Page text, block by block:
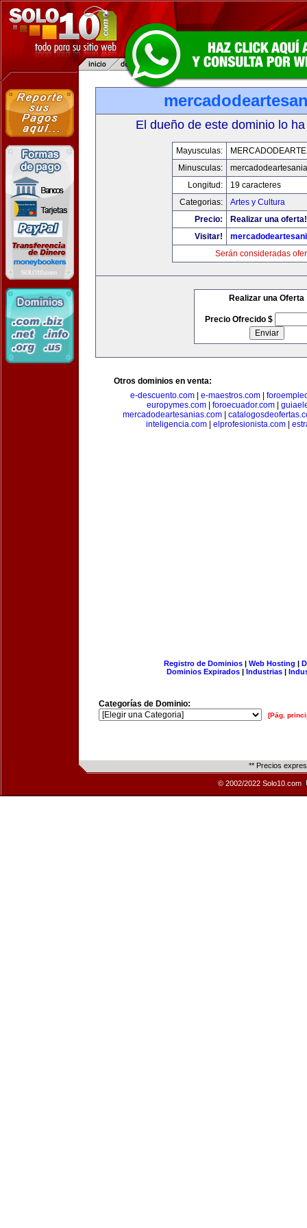
El dueño de este dominio lo
Mayusculas:
Minusculas:
Longitud:
19 caracteres
Categorias:
Artes y Cultura
Precio:
Realizar una oferta!
Visitar!
Serán consideradas
Realizar una Oferta
Precio Ofrecido $
Otros dominios en venta:
e-descuento.com| e-maestros.com|
europymes.com| foroecuador.com|
mercadodeartesanias.com
inteligencia.com| elprofesionista.com|
Registro de Dominios| Web Hosting |
Dominios Expirados | Industrias |
Categorías de Dominio:
[Pág.
** Precios
© 2002/2022 Solo10.com